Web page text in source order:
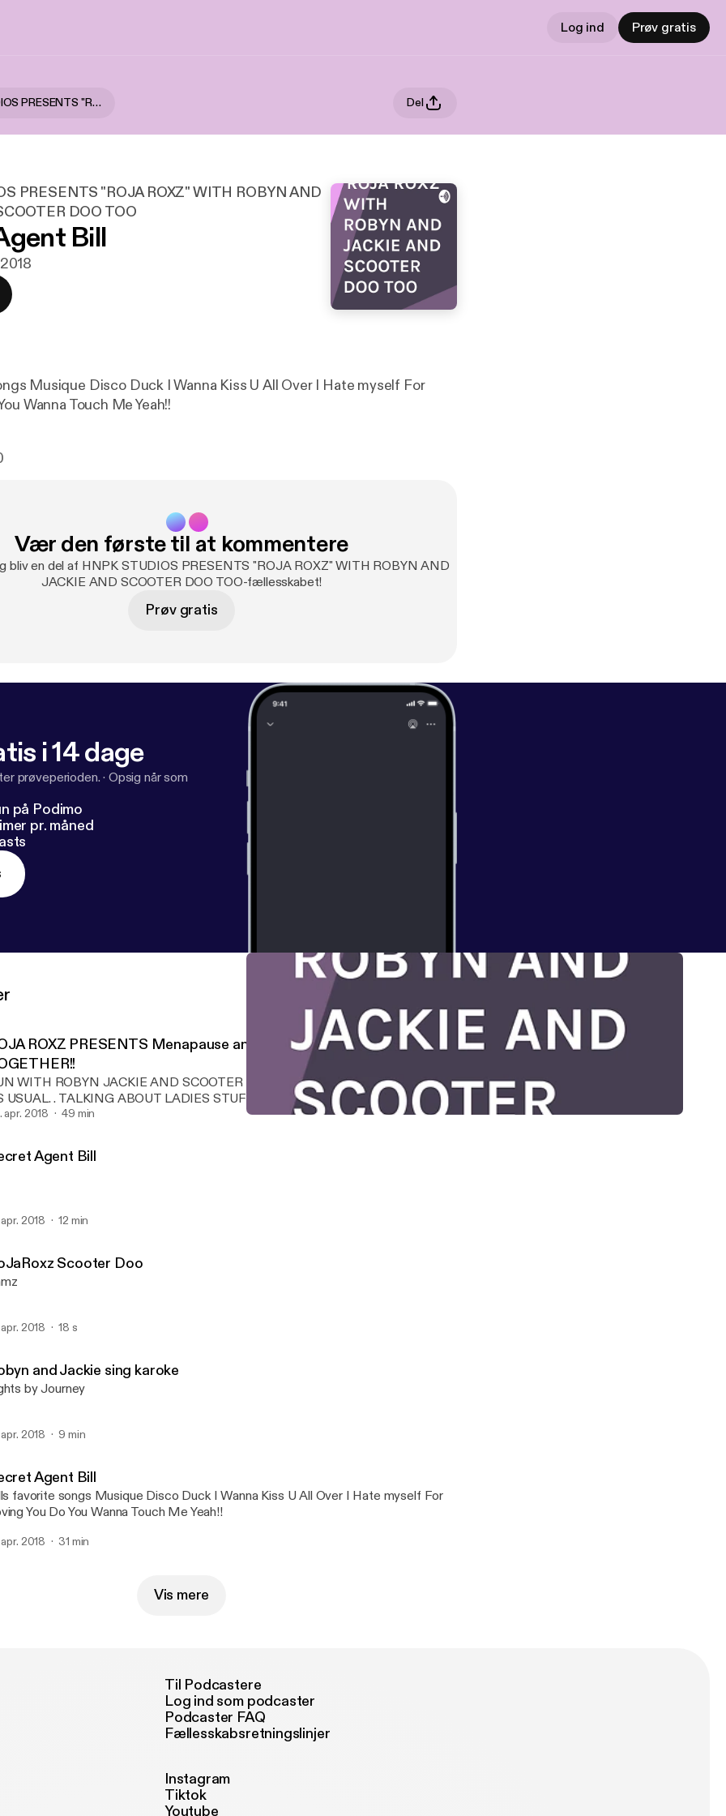
Log ind Prøv gratis
HNPK STUDIOS PRESENTS "ROJA ROXZ" WITH ROBYN AND JACKIE AND SCOOTER DOO TOO Del
PRESENTS "ROJA ROXZ" WITH ROBYN AND
DOO TOO
Bill
myself For
Wanna Touch Me Yeah!!
Vær den første til at kommentere
bliv en del af HNPK STUDIOS PRESENTS "ROJA ROXZ" WITH ROBYN AND
JACKIE AND SCOOTER DOO TOO-fællesskabet!
Prøv gratis
i 14 dage
prøveperioden. · Opsig når som
på Podimo
pr. måned
ROXZ PRESENTS Menapause and you!! PERRRFECT
WITH ROBYN JACKIE AND SCOOTER DOO TOO!! WE ARE HAVING FUN
USUAL. . TALKING ABOUT LADIES STUFF MIXING IT UP SERIOUSLY!!
NOTHING REALLY DIRTY.. JUST TWISTING A FEW NUTS HERE
apr. 2018 49 min
Agent Bill
apr. 2018 12 min
Scooter Doo
apr. 2018 18 s
and Jackie sing karoke
by Journey
apr. 2018 9 min
Agent Bill
songs Musique Disco Duck I Wanna Kiss U All Over I Hate myself For
You Do You Wanna Touch Me Yeah!!
apr. 2018 31 min
Vis mere
Til Podcastere
Log ind som podcaster
Podcaster FAQ
Fællesskabsretningslinjer
Instagram
Tiktok
Youtube